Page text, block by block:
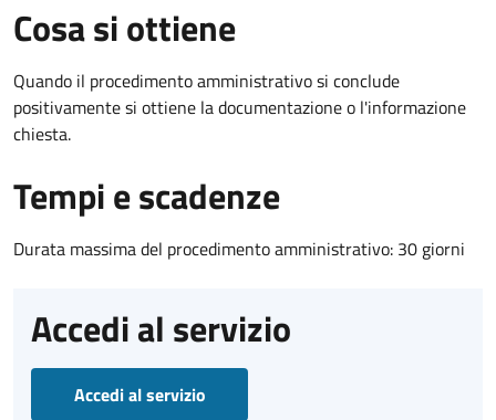
Cosa si ottiene
Quando il procedimento amministrativo si conclude
positivamente si ottiene la documentazione o l'informazione
chiesta.
Tempi e scadenze
Durata massima del procedimento amministrativo: 30 giorni
Accedi al servizio
Accedi al servizio